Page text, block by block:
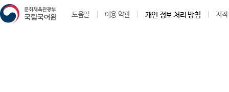
도움말 이용 약관 개인 정보 처리 방침 저